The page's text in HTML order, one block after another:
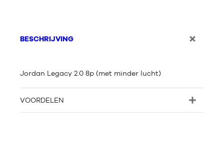
BESCHRIJVING
Jordan Legacy 2.0 8p (met minder lucht)
VOORDELEN